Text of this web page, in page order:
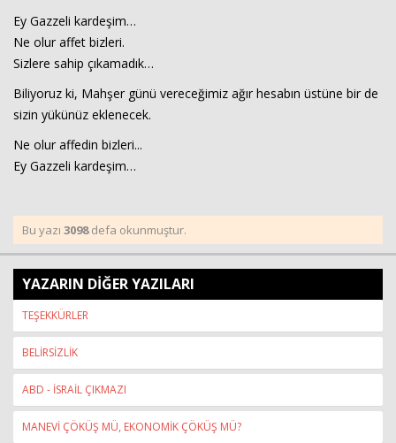
Ey Gazzeli kardeşim…
Ne olur affet bizleri.
Sizlere sahip çıkamadık…
Biliyoruz ki, Mahşer günü vereceğimiz ağır hesabın üstüne bir de
sizin yükünüz eklenecek.
Ne olur affedin bizleri...
Ey Gazzeli kardeşim…
Bu yazı 3098defa okunmuştur.
YAZARIN DİĞER YAZILARI
TEŞEKKÜRLER
BELİRSİZLİK
ABD - İSRAİL ÇIKMAZI
MANEVİ ÇÖKÜŞ MÜ, EKONOMİK ÇÖKÜŞ MÜ?